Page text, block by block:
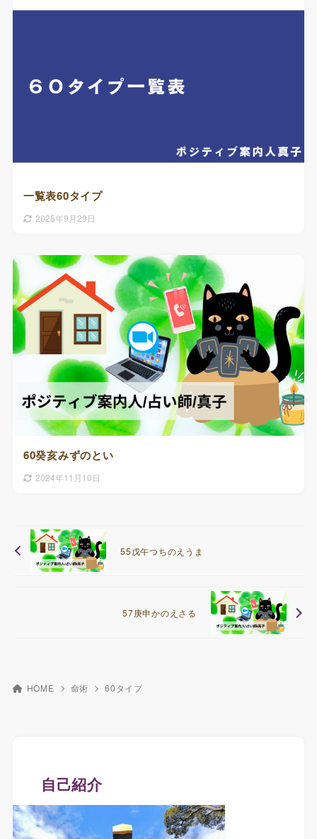
一覧表60タイプ
2025年9月29日
60癸亥みずのとい
2024年11月10日
55戊午つちのえうま
57庚申かのえさる
HOME 命術 60タイプ
自己紹介